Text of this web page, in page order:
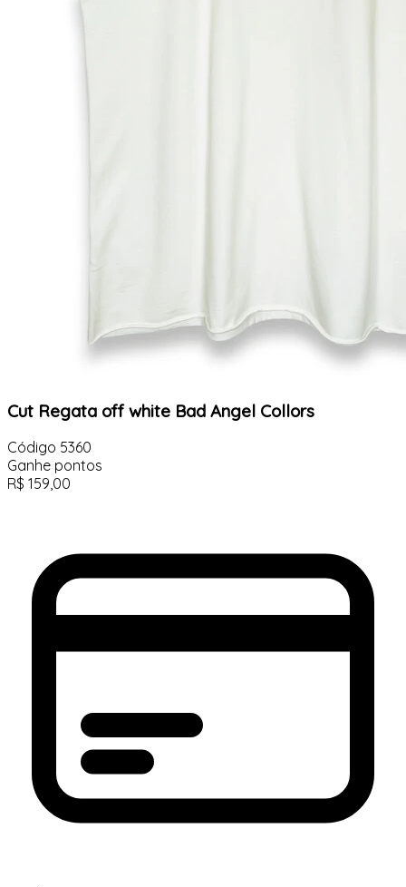
Cut Regata off white Bad Angel Collors
Código 5360
Ganhe pontos
R$ 159,00